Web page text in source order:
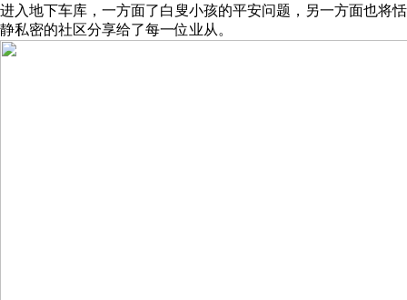
进入地下车库，一方面了白叟小孩的平安问题，另一方面也将恬
静私密的社区分享给了每一位业从。